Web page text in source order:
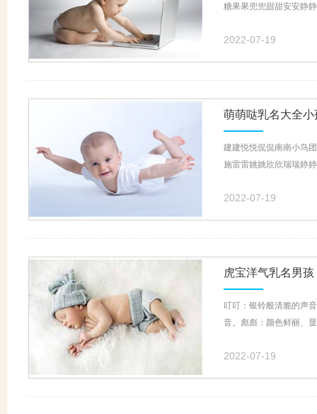
糖果果兜兜甜甜安安静
2022-07-19
萌萌哒乳名大全
建建悦悦侃侃南南小鸟
施雷雷姚姚欣欣瑞瑞婷
2022-07-19
虎宝洋气乳名男孩
叮叮：银铃般清脆的声
音。彪彪：颜色鲜丽、
2022-07-19